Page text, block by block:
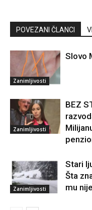
POVEZANI ČLANCI
Zanimljivosti
Slovo
Zanimljivosti
BEZ
Zanimljivosti
Stari
Šta
mu